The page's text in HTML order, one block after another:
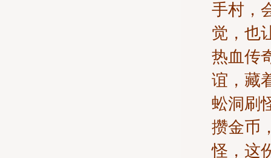
手村，
觉，也
热血传
谊，藏
蚣洞刷
攒金币
怪，这